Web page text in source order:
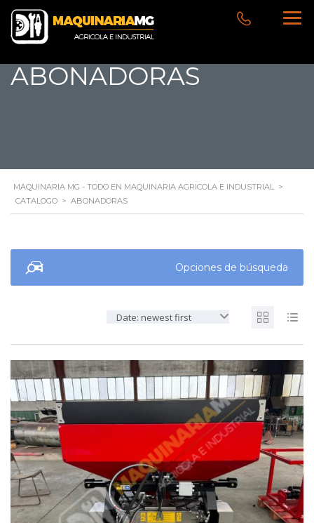
ABONADORAS
MAQUINARIA MG - TODO EN MAQUINARIA AGRICOLA E INDUSTRIAL >
CATALOGO > ABONADORAS
Opciones de búsqueda
Date: newest first